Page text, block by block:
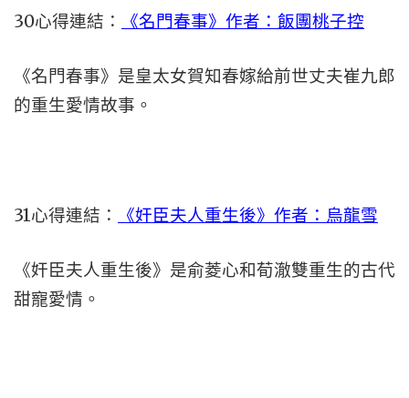
30心得連結： 《名門春事》作者：飯團桃子控
《名門春事》是皇太女賀知春嫁給前世丈夫崔九郎
的重生愛情故事。
31心得連結： 《奸臣夫人重生後》作者：烏龍雪
《奸臣夫人重生後》是俞菱心和荀澈雙重生的古代
甜寵愛情。